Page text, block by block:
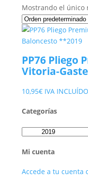
Mostrando el único
PP76 Pliego
Vitoria-
10,95€ IVA INCLUÍDO
Categorías
Mi cuenta
Accede a tu cuenta